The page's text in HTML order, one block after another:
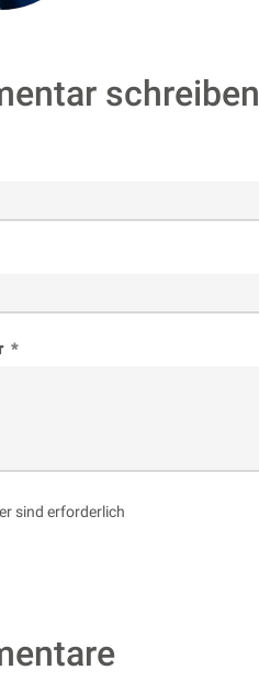
schreiben
sind erforderlich